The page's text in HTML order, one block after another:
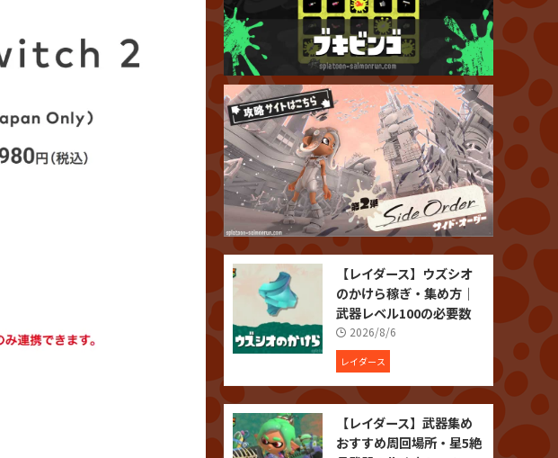
【レイダース】ウズシオ
のかけら稼ぎ・集め方｜
武器レベル100の必要数
2026/8/6
レイダース
【レイダース】武器集め
おすすめ周回場所・星5絶